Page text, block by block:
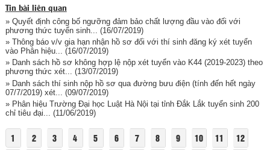
Tin bài liên quan
» Quyết định công bố ngưỡng đảm bảo chất lượng đầu vào đối với
phương thức tuyển sinh...
(16/07/2019)
» Thông báo v/v gia hạn nhận hồ sơ đối với thí sinh đăng ký xét tuyển
vào Phân hiệu... (16/07/2019)
» Danh sách hồ sơ không hợp lệ nộp xét tuyển vào K44 (2019-2023) theo
phương thức xét... (13/07/2019)
» Danh sách thí sinh nộp hồ sơ qua đường bưu điện (tính đến hết ngày
07/7/2019) xét...
(09/07/2019)
» Phân hiệu Trường Đại học Luật Hà Nội tại tỉnh Đắk Lắk tuyển sinh 200
chỉ tiêu đại... (11/06/2019)
1 2 3 4 5 6 7 8 9 10 11
12